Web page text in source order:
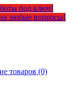
под ключ!
любые вопросы!
товаров (0)